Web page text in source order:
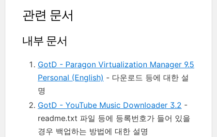
관련 문서
내부 문서
GotD - Paragon Virtualization Manager 9.5
Personal (English) - 다운로드 등에 대한 설
명
GotD - YouTube Music Downloader 3.2 -
readme.txt 파일 등에 등록번호가 들어 있을
경우 백업하는 방법에 대한 설명